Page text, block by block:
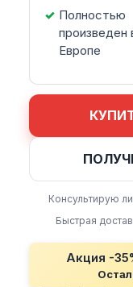
Полностью
произведен
Европе
Консультирую
Быстрая
Акция -